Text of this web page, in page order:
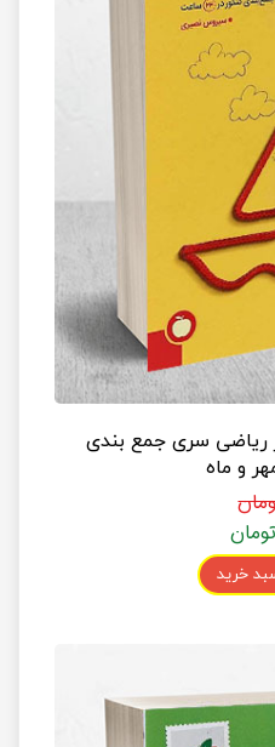
ریاضی سری جمع بندی
و ماه
خرید